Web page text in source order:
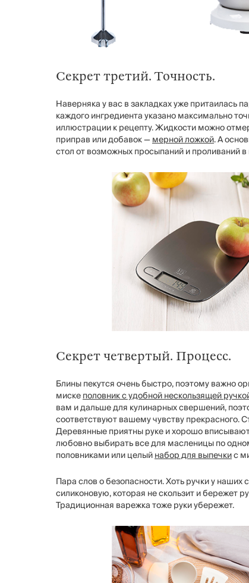
Секрет третий. Точность.
Наверняка у вас в закладках уже притаилась
каждого ингредиента указано максимально
иллюстрации к рецепту. Жидкости можно
приправ или добавок —мерной ложкой. А
стол от возможных просыпаний и проливаний
Секрет четвертый. Процесс.
Блины пекутся очень быстро, поэтому важно
мискеполовник с удобной нескользящей
вам и дальше для кулинарных свершений,
соответствуют вашему чувству прекрасного.
Деревянные приятны руке и хорошо
любовно выбирать все для масленицы по
половниками или целыйнабор для выпечкис
Пара слов о безопасности. Хоть ручки у наших
силиконовую, которая не скользит и бережет
Традиционная варежка тоже руки убережет.